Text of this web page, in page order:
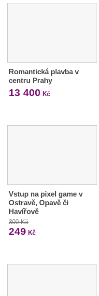
Romantická plavba v
centru Prahy
13 400 Kč
Vstup na pixel game v
Ostravě, Opavě či
Havířově
300 Kč
249 Kč